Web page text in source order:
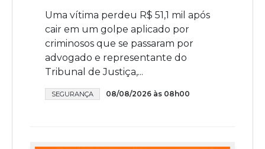
Uma vítima perdeu R$ 51,1 mil após
cair em um golpe aplicado por
criminosos que se passaram por
advogado e representante do
Tribunal de Justiça,...
SEGURANÇA 08/08/2026 às 08h00